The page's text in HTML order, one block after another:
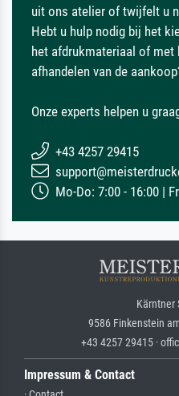
uit ons atelier of twijfelt u
Hebt u hulp nodig bij het
het afdrukmateriaal of met
afhandelen van de
Onze experts helpen u
+43 4257 29415
Mo-Do: 7:00 - 16:00 |
Kärntner
9586 Finkenstein
+43 4257 29415 ·
Impressum & Contact